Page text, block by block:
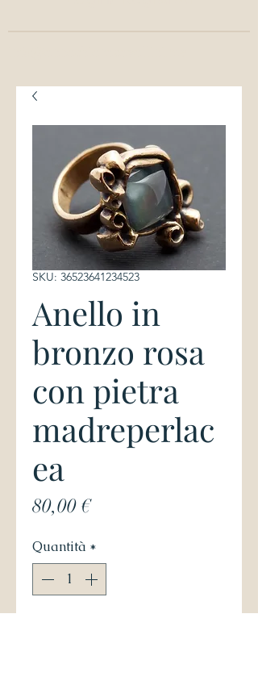
SKU: 36523641234523
Anello in
bronzo rosa
con pietra
madreperlac
ea
80,00 €Prezzo
Quantità *